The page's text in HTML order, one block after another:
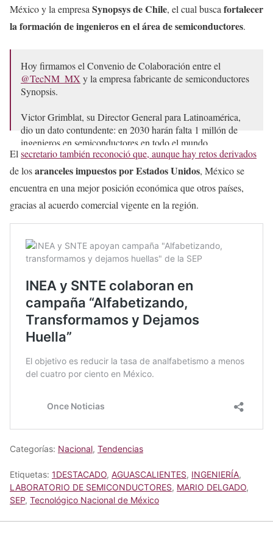
México y la empresaSynopsys de Chile, el cual buscafortalecer
la formación de ingenieros en el área de semiconductores.
Hoy firmamos el Convenio de Colaboración entre el
@TecNM_MX y la empresa fabricante de semiconductores
Synopsis.
Victor Grimblat, su Director General para Latinoamérica,
dio un dato contundente: en 2030 harán falta 1 millón de
ingenieros en semiconductores en todo el mundo.…
pic.twitter.com/WyQYbrB6zE
— Mario Delgado (@mario_delgado) April 5, 2025
Elsecretario también reconoció que, aunque hay retos derivados
de losaranceles impuestos por Estados Unidos, México se
encuentra en una mejor posición económica que otros países,
gracias al acuerdo comercial vigente en la región.
Categorías: Nacional, Tendencias
Etiquetas: 1DESTACADO, AGUASCALIENTES, INGENIERÍA,
LABORATORIO DE SEMICONDUCTORES, MARIO DELGADO,
SEP, Tecnológico Nacional de México